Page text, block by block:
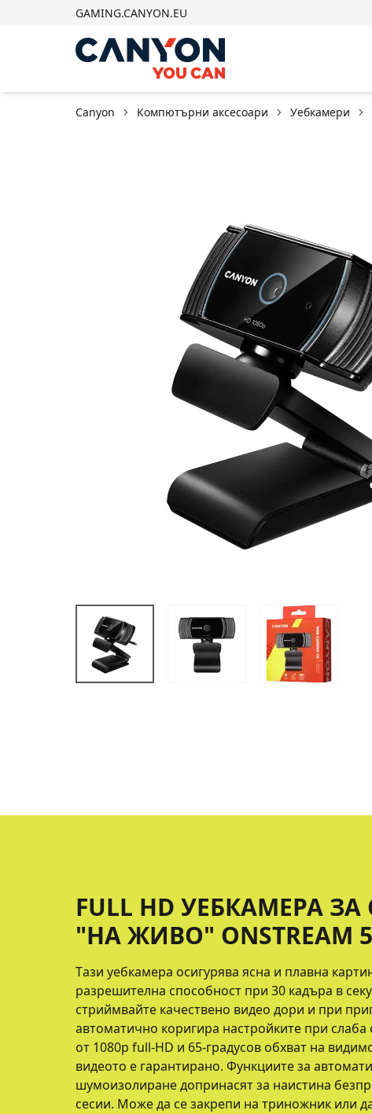
GAMING.CANYON.EU
Canyon Компютърни аксесоари Уебкамери
FULL HD УЕБКАМЕРА
"НА ЖИВО" ONSTREAM 5
Tази уебкамера осигурява ясна и плавна
разрешителна способност при 30 кадъра в
стриймвайте качествено видео дори и при
автоматично коригира настройките при слаба
от 1080p full-HD и 65-градусов обхват на
видеото е гарантирано. Функциите за
шумоизолиране допринасят за наистина
сесии. Може да се закрепи на триножник или